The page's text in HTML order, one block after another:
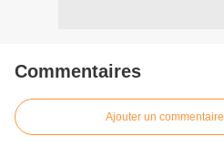
Commentaires
Ajouter un commentaire